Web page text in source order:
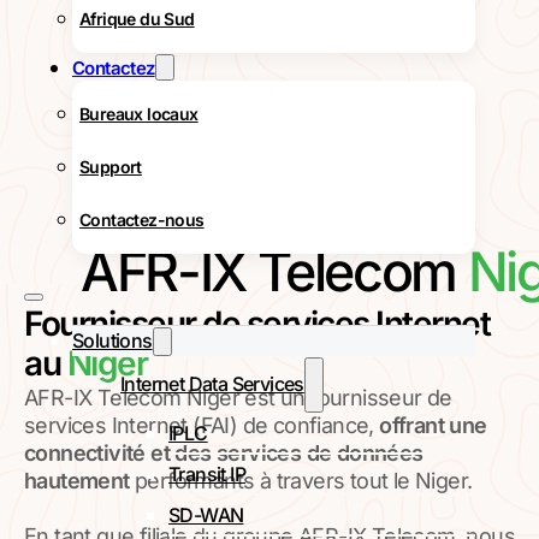
Afrique du Sud
Contactez
Bureaux locaux
Support
Contactez-nous
Solutions
Internet Data Services
IPLC
Transit IP
SD-WAN
AFR-IX Telecom
Fournisseur de services Internet
au Niger
AFR-IX Telecom Niger est un fournisseur de
services Internet (FAI) de confiance,offrant une
connectivité et des services de données
hautementperformants à travers tout le Niger.